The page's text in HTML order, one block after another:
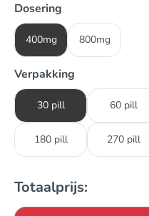
Dosering
400mg 800mg
Verpakking
30 pill 60 pill
180 pill 270 pill
Totaalprijs: